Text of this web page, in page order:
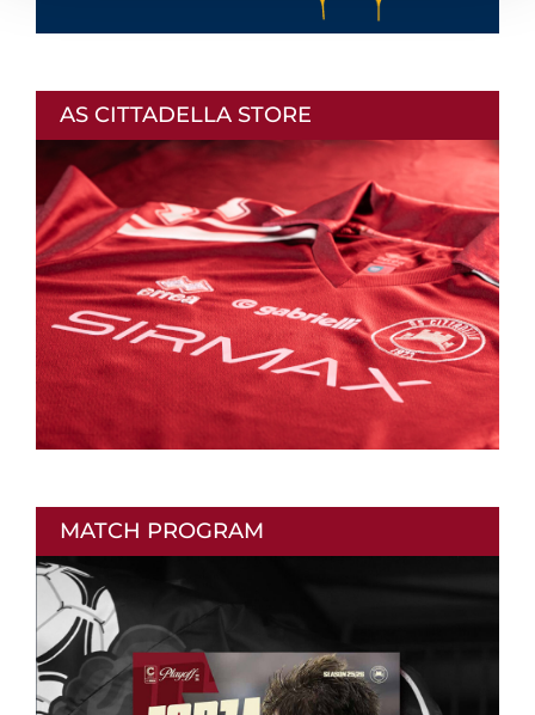
AS CITTADELLA STORE
MATCH PROGRAM